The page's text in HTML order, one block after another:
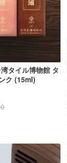
タイル博物館 タ
ク (15ml)